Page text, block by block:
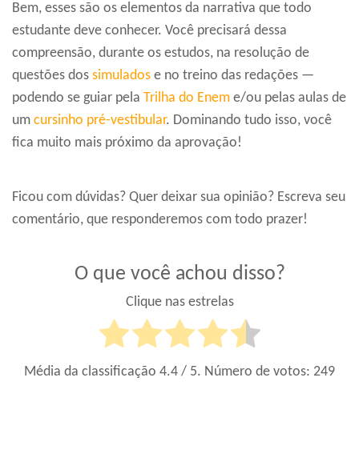
Bem, esses são os elementos da narrativa que todo
estudante deve conhecer. Você precisará dessa
compreensão, durante os estudos, na resolução de
questões dos simulados e no treino das redações —
podendo se guiar pela Trilha do Enem e/ou pelas aulas de
um cursinho pré-vestibular. Dominando tudo isso, você
fica muito mais próximo da aprovação!
Ficou com dúvidas? Quer deixar sua opinião? Escreva seu
comentário, que responderemos com todo prazer!
O que você achou disso?
Clique nas estrelas
Média da classificação 4.4 / 5. Número de votos: 249